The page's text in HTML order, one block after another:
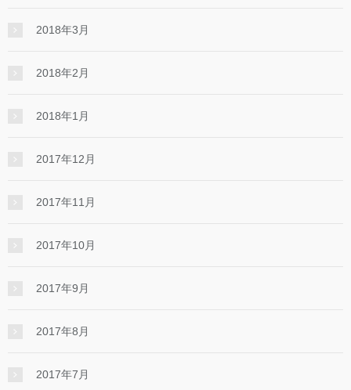
2018年3月
2018年2月
2018年1月
2017年12月
2017年11月
2017年10月
2017年9月
2017年8月
2017年7月